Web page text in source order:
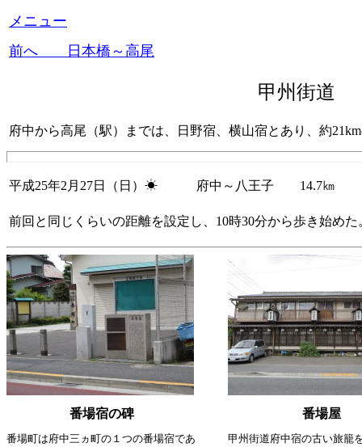
メニュー
前へ 日本橋～高尾
甲州街
府中から高尾（駅）までは、日野宿、横山宿とあり、約
平成25年2月27日（日）☀ 府中～八王子 14.7㎞
前回と同じくらいの距離を設定し、10時30分から歩き始めた
番場宿の碑 番場屋
番場町は府中三ヵ町の１つの番場宿であ
甲州街道府中宿の古い旅籠